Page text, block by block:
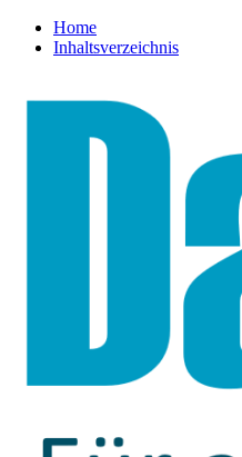
Home
Inhaltsverzeichnis